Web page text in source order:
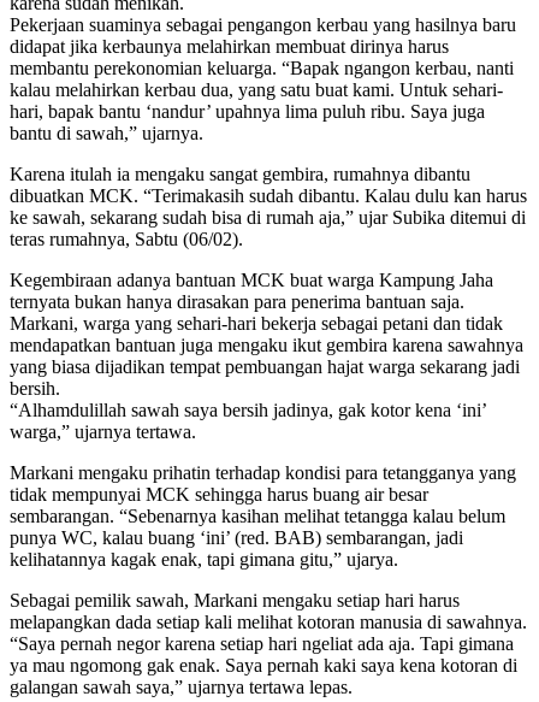
Pekerjaan suaminya sebagai pengangon kerbau yang hasilnya baru
didapat jika kerbaunya melahirkan membuat dirinya harus
membantu perekonomian keluarga. “Bapak ngangon kerbau, nanti
kalau melahirkan kerbau dua, yang satu buat kami. Untuk sehari-
hari, bapak bantu ‘nandur’ upahnya lima puluh ribu. Saya juga
bantu di sawah,” ujarnya.
Karena itulah ia mengaku sangat gembira, rumahnya dibantu
dibuatkan MCK. “Terimakasih sudah dibantu. Kalau dulu kan harus
ke sawah, sekarang sudah bisa di rumah aja,” ujar Subika ditemui di
teras rumahnya, Sabtu (06/02).
Kegembiraan adanya bantuan MCK buat warga Kampung Jaha
ternyata bukan hanya dirasakan para penerima bantuan saja.
Markani, warga yang sehari-hari bekerja sebagai petani dan tidak
mendapatkan bantuan juga mengaku ikut gembira karena sawahnya
yang biasa dijadikan tempat pembuangan hajat warga sekarang jadi
bersih.
“Alhamdulillah sawah saya bersih jadinya, gak kotor kena ‘ini’
warga,” ujarnya tertawa.
Markani mengaku prihatin terhadap kondisi para tetangganya yang
tidak mempunyai MCK sehingga harus buang air besar
sembarangan. “Sebenarnya kasihan melihat tetangga kalau belum
punya WC, kalau buang ‘ini’ (red. BAB) sembarangan, jadi
kelihatannya kagak enak, tapi gimana gitu,” ujarya.
Sebagai pemilik sawah, Markani mengaku setiap hari harus
melapangkan dada setiap kali melihat kotoran manusia di sawahnya.
“Saya pernah negor karena setiap hari ngeliat ada aja. Tapi gimana
ya mau ngomong gak enak. Saya pernah kaki saya kena kotoran di
galangan sawah saya,” ujarnya tertawa lepas.